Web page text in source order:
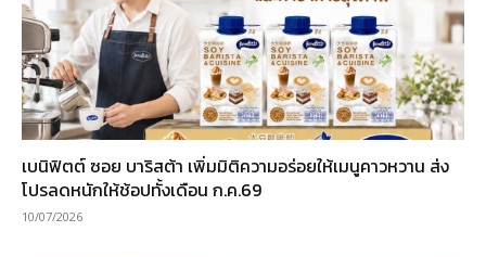
เบนิฟิตต์ ซอย บาริสต้า เพิ่มมิติความอร่อยให้เมนูคาวหวาน ส่ง
โปรลดหนักให้ช้อปทั้งเดือน ก.ค.69
10/07/2026